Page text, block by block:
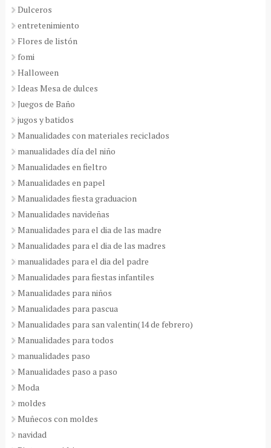
Dulceros
entretenimiento
Flores de listón
fomi
Halloween
Ideas Mesa de dulces
Juegos de Baño
jugos y batidos
Manualidades con materiales reciclados
manualidades día del niño
Manualidades en fieltro
Manualidades en papel
Manualidades fiesta graduacion
Manualidades navideñas
Manualidades para el dia de las madre
Manualidades para el dia de las madres
manualidades para el dia del padre
Manualidades para fiestas infantiles
Manualidades para niños
Manualidades para pascua
Manualidades para san valentin(14 de febrero)
Manualidades para todos
manualidades paso
Manualidades paso a paso
Moda
moldes
Muñecos con moldes
navidad